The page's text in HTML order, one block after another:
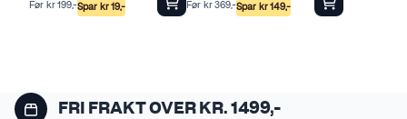
Spar kr19,-
Før kr199,- Spar kr149,-
Før kr369,-
FRI FRAKT OVER KR. 1499,-